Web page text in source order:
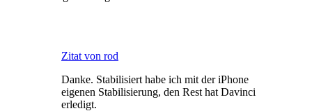
Zitat von rod
Danke. Stabilisiert habe ich mit der iPhone
eigenen Stabilisierung, den Rest hat Davinci
erledigt.